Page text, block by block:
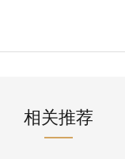
相关推荐